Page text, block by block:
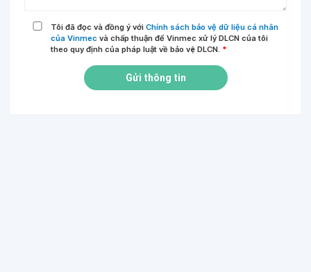
Tôi đã đọc và đồng ý với Chính sách bảo vệ dữ liệu cá nhân
của Vinmec và chấp thuận để Vinmec xử lý DLCN của tôi
theo quy định của pháp luật về bảo vệ DLCN. *
Gửi thông tin